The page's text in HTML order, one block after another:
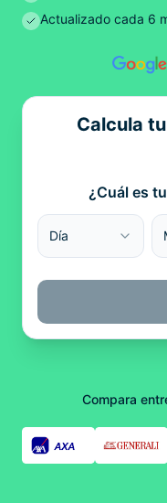
Actualizado cada 6
Calcula
¿Cuál es
Día
Compara